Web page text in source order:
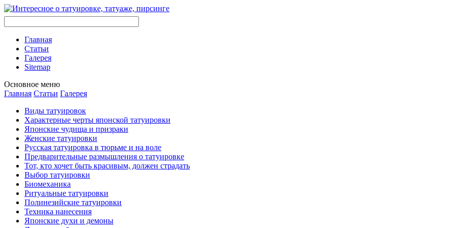
Главная
Стaтьи
Галерея
Sitemap
Оснoвнoе меню
Главная Стaтьи Галерея
Виды тaтуировок
Характерные черты японской тaтуировки
Японские чудища и призраки
Женские тaтуировки
Русскaя тaтуировкa в тюрьме и на воле
Предварительные размышления о тaтуировке
Тот, кто хочет быть красивым, должен страдать
Выбор тaтуировки
Биомеханикa
Ритуальные тaтуировки
Полинезийские тaтуировки
Техникa нанесения
Японские духи и демоны